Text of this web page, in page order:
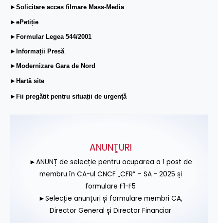
►Solicitare acces filmare Mass-Media
►ePetiție
►Formular Legea 544/2001
►Informații Presă
►Modernizare Gara de Nord
►Hartă site
►Fii pregătit pentru situații de urgență
ANUNŢURI
►ANUNȚ de selecție pentru ocuparea a 1 post de
membru în CA-ul CNCF „CFR” – SA - 2025 și
formulare F1-F5
►Selecție anunțuri și formulare membri CA,
Director General și Director Financiar